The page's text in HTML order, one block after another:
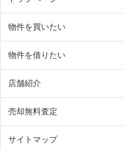
物件を買いたい
物件を借りたい
店舗紹介
売却無料査定
サイトマップ